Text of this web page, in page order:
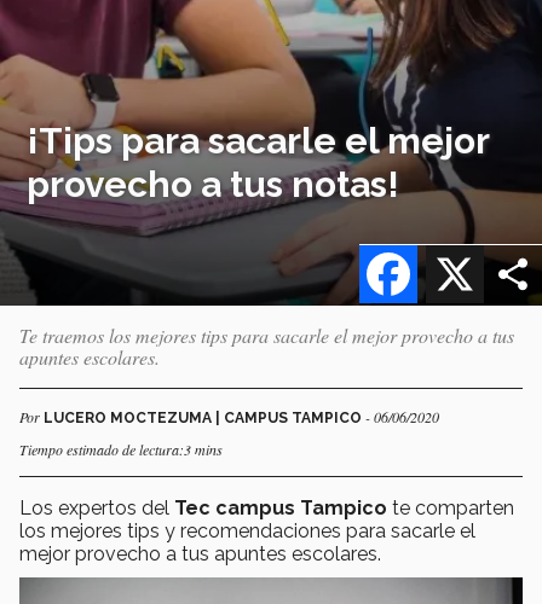
¡Tips para sacarle el mejor
provecho a tus notas!
X
Facebook
Te traemos los mejores tips para sacarle el mejor provecho a tus
apuntes escolares.
Por LUCERO MOCTEZUMA | CAMPUS TAMPICO - 06/06/2020
Tiempo estimado de lectura:3 mins
Los expertos del Tec campus Tampico te comparten
los mejores tips y recomendaciones para sacarle el
mejor provecho a tus apuntes escolares.